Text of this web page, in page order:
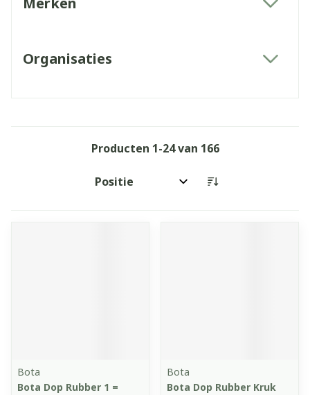
Organisaties
Producten 1-24van 166
Sorteer op:
Bota
Bota Dop Rubber 1 =
Bota
Bota Dop Rubber Kruk